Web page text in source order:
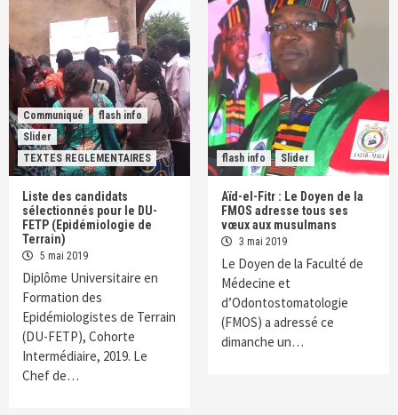
Communiqué
flash info
Slider
TEXTES REGLEMENTAIRES
Liste des candidats
sélectionnés pour le DU-
FETP (Epidémiologie de
Terrain)
5 mai 2019
Diplôme Universitaire en
Formation des
Epidémiologistes de Terrain
(DU-FETP), Cohorte
Intermédiaire, 2019. Le
Chef de…
flash info Slider
Aïd-el-Fitr : Le Doyen de la
FMOS adresse tous ses
vœux aux musulmans
3 mai 2019
Le Doyen de la Faculté de
Médecine et
d’Odontostomatologie
(FMOS) a adressé ce
dimanche un…